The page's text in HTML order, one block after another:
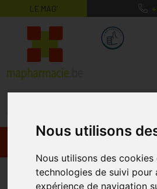
Nous utilisons
Nous utilisons des
technologies de suivi pour
expérience de navigation
LE MAG’
Nuxe Very Rose